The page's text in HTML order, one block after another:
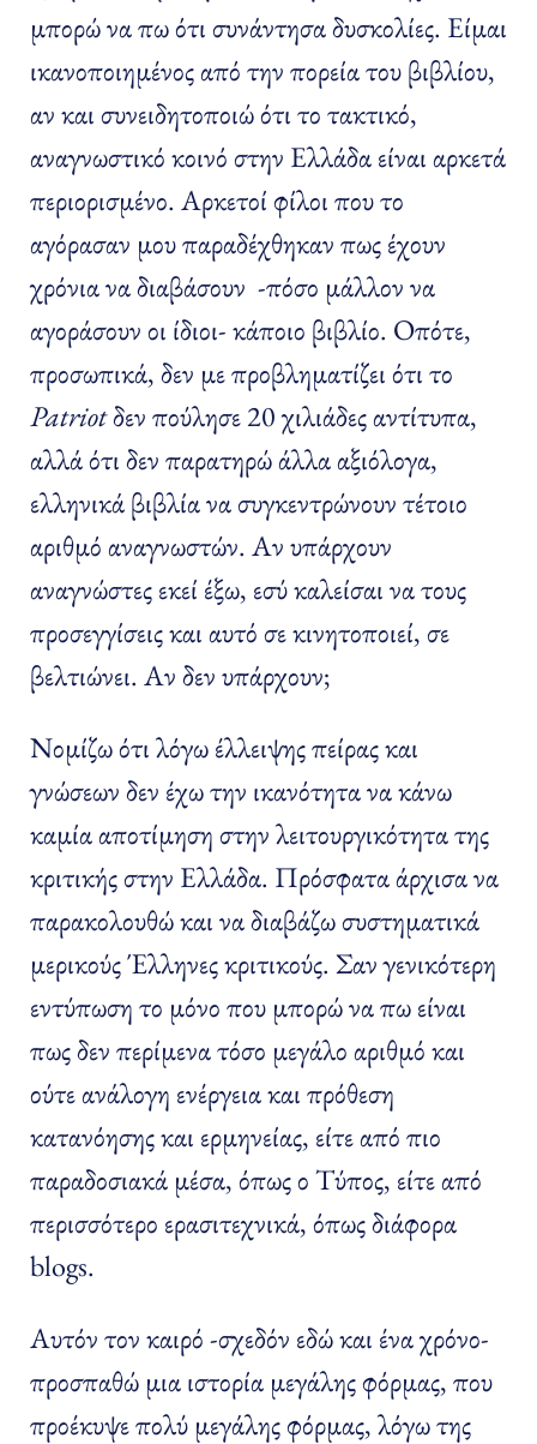
μπορώ να πω ότι συνάντησα δυσκολίες. Είμαι
ικανοποιημένος από την πορεία του βιβλίου,
αν και συνειδητοποιώ ότι το τακτικό,
αναγνωστικό κοινό στην Ελλάδα είναι αρκετά
περιορισμένο. Αρκετοί φίλοι που το
αγόρασαν μου παραδέχθηκαν πως έχουν
χρόνια να διαβάσουν -πόσο μάλλον να
αγοράσουν οι ίδιοι- κάποιο βιβλίο. Οπότε,
προσωπικά, δεν με προβληματίζει ότι το
Patriotδεν πούλησε 20 χιλιάδες αντίτυπα,
αλλά ότι δεν παρατηρώ άλλα αξιόλογα,
ελληνικά βιβλία να συγκεντρώνουν τέτοιο
αριθμό αναγνωστών. Αν υπάρχουν
αναγνώστες εκεί έξω, εσύ καλείσαι να τους
προσεγγίσεις και αυτό σε κινητοποιεί, σε
βελτιώνει. Αν δεν υπάρχουν;
Νομίζω ότι λόγω έλλειψης πείρας και
γνώσεων δεν έχω την ικανότητα να κάνω
καμία αποτίμηση στην λειτουργικότητα της
κριτικής στην Ελλάδα. Πρόσφατα άρχισα να
παρακολουθώ και να διαβάζω συστηματικά
μερικούς Έλληνες κριτικούς. Σαν γενικότερη
εντύπωση το μόνο που μπορώ να πω είναι
πως δεν περίμενα τόσο μεγάλο αριθμό και
ούτε ανάλογη ενέργεια και πρόθεση
κατανόησης και ερμηνείας, είτε από πιο
παραδοσιακά μέσα, όπως ο Τύπος, είτε από
περισσότερο ερασιτεχνικά, όπως διάφορα
blogs.
Αυτόν τον καιρό -σχεδόν εδώ και ένα χρόνο-
προσπαθώ μια ιστορία μεγάλης φόρμας, που
προέκυψε πολύ μεγάλης φόρμας, λόγω της